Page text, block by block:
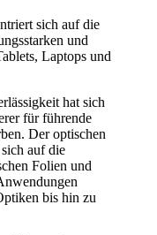
sich auf die
und
Laptops und
hat sich
für führende
Der optischen
auf die
Folien und
bis hin zu